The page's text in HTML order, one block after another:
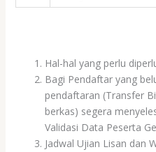
Hal-hal yang perlu
Bagi Pendaftar yang
pendaftaran (Transfer
berkas) segera
Validasi Data Peserta
Jadwal Ujian Lisan dan